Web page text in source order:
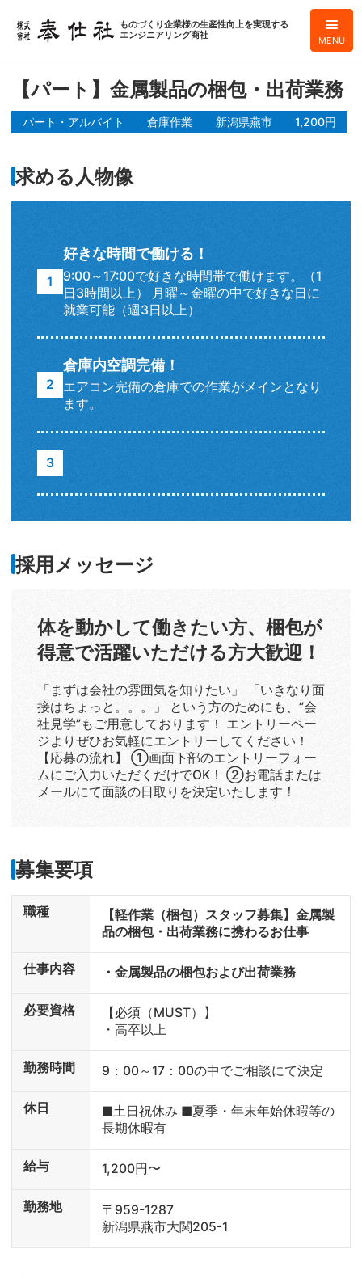
MENU
ものづくり企業様の生産性向上を実現する
エンジニアリング商社
【パート】金属製品の梱包・出荷業務
パート・アルバイト 倉庫作業 新潟県燕市 1,200円
求める人物像
好きな時間で働ける！
9:00～17:00で好きな時間帯で働けます。（1
日3時間以上） 月曜～金曜の中で好きな日に
就業可能（週3日以上）
倉庫内空調完備！
エアコン完備の倉庫での作業がメインとなり
ます。
採用メッセージ
体を動かして働きたい方、梱包が
得意で活躍いただける方大歓迎！
「まずは会社の雰囲気を知りたい」 「いきなり面
接はちょっと。。。」 という方のためにも、”会
社見学”もご用意しております！ エントリーペー
ジよりぜひお気軽にエントリーしてください！
【応募の流れ】 ①画面下部のエントリーフォー
ムにご入力いただくだけでOK！ ②お電話または
メールにて面談の日取りを決定いたします！
募集要項
職種
【軽作業（梱包）スタッフ募集】金属製
品の梱包・出荷業務に携わるお仕事
仕事内容 ・金属製品の梱包および出荷業務
必要資格
【必須（MUST）】
・高卒以上
勤務時間 9：00～17：00の中でご相談にて決定
休日
■土日祝休み ■夏季・年末年始休暇等の
長期休暇有
給与 1,200円〜
勤務地
〒959-1287
新潟県燕市大関205-1